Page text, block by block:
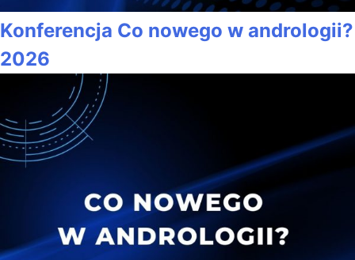
Konferencja Co nowego w andrologii?
2026